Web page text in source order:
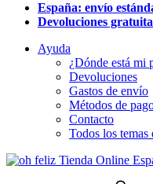
España: envío
Devoluciones
Ayuda
¿Dónde está mi
Devoluciones
Gastos de envío
Métodos de
Contacto
Todos los